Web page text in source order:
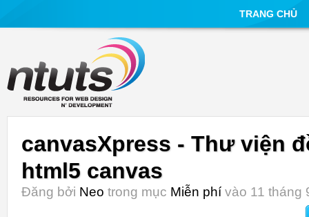
TRANG CHỦ
canvasXpress - Thư viện
html5 canvas
Đăng bởi Neo trong mục Miễn phí vào 11 tháng